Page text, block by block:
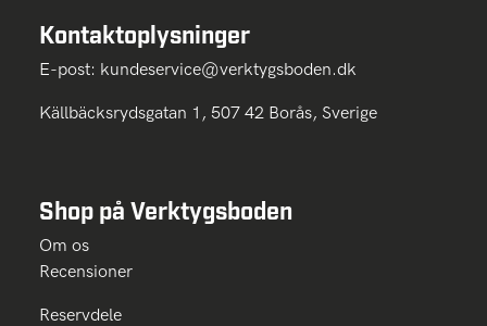
Kontaktoplysninger
E-post: kundeservice@verktygsboden.dk
Källbäcksrydsgatan 1, 507 42 Borås, Sverige
Shop på Verktygsboden
Om os
Recensioner
Reservdele